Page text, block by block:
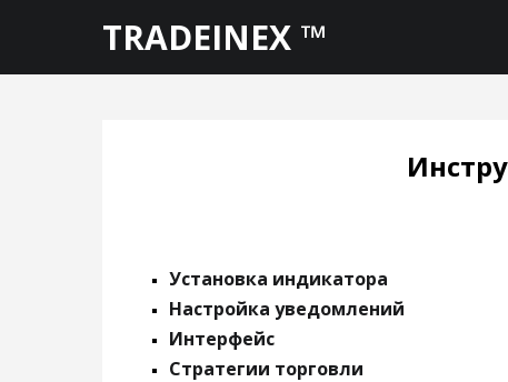
TRADEINEX ™
Установка индикатора
Настройка уведомлений
Интерфейс
Стратегии торговли